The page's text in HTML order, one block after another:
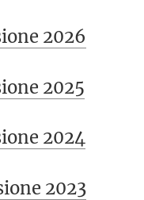
2026
2025
2024
2023